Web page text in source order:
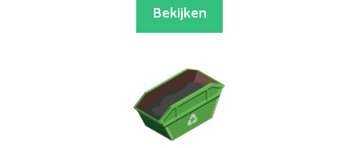
Bekijken